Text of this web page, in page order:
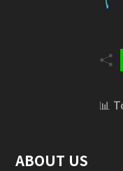
📊
ABOUT US